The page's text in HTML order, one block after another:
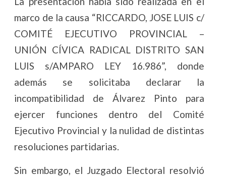
marco de la causa “RICCARDO, JOSE LUIS c/
COMITÉ EJECUTIVO PROVINCIAL –
UNIÓN CÍVICA RADICAL DISTRITO SAN
LUIS s/AMPARO LEY 16.986”, donde
además se solicitaba declarar la
incompatibilidad de Álvarez Pinto para
ejercer funciones dentro del Comité
Ejecutivo Provincial y la nulidad de distintas
resoluciones partidarias.
Sin embargo, el Juzgado Electoral resolvió